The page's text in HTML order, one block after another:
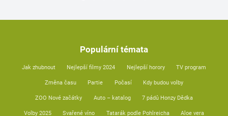
Populární témata
Jak zhubnout Nejlepší filmy 2024 Nejlepší horory TV program
Změna času Partie Počasí Kdy budou volby
ZOO Nové začátky Auto – katalog 7 pádů Honzy Dědka
Volby 2025 Svařené víno Tatarák podle Pohlreicha Aloe vera